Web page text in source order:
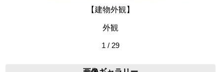
【建物外観】
外観
1 / 29